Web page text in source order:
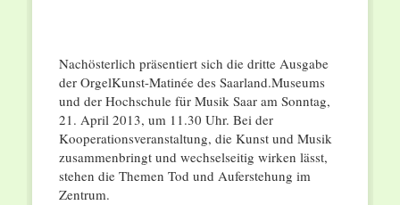
Nachösterlich präsentiert sich die dritte Ausgabe
der OrgelKunst-Matinée des Saarland.Museums
und der Hochschule für Musik Saar am Sonntag,
21. April 2013, um 11.30 Uhr. Bei der
Kooperationsveranstaltung, die Kunst und Musik
zusammenbringt und wechselseitig wirken lässt,
stehen die Themen Tod und Auferstehung im
Zentrum.